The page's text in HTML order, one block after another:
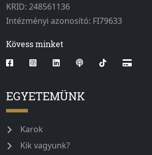
KRID: 248561136
Intézményi azonosító: FI79633
Kövess minket
EGYETEMÜNK
Karok
Kik vagyunk?